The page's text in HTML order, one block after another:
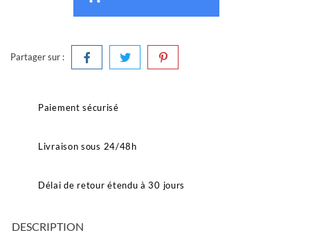
Partager sur :
Paiement sécurisé
Livraison sous 24/48h
Délai de retour étendu à 30 jours
DESCRIPTION